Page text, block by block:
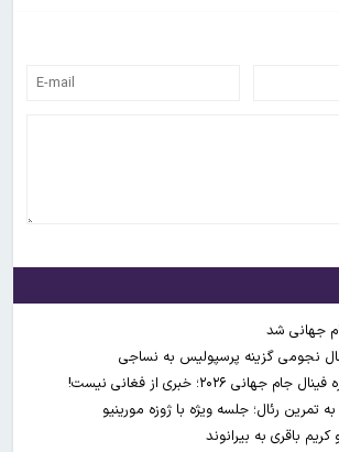
جهانی شد
نجومی گزینه پرسپولیس به نساجی
۲۰۲۶؛ خبری از فغانی نیست!
تمرین رئال؛ جلسه ویژه با ژوزه مورینیو
باقری به بیرانوند